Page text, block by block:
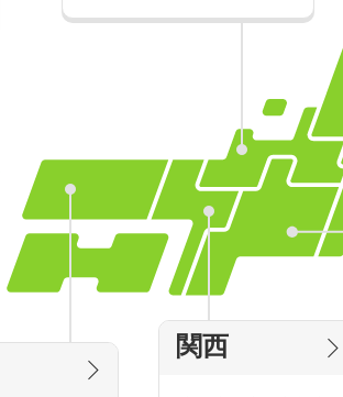
関西
スタッ
家電量販店の派遣・バ
家電量販店で働くメリットを